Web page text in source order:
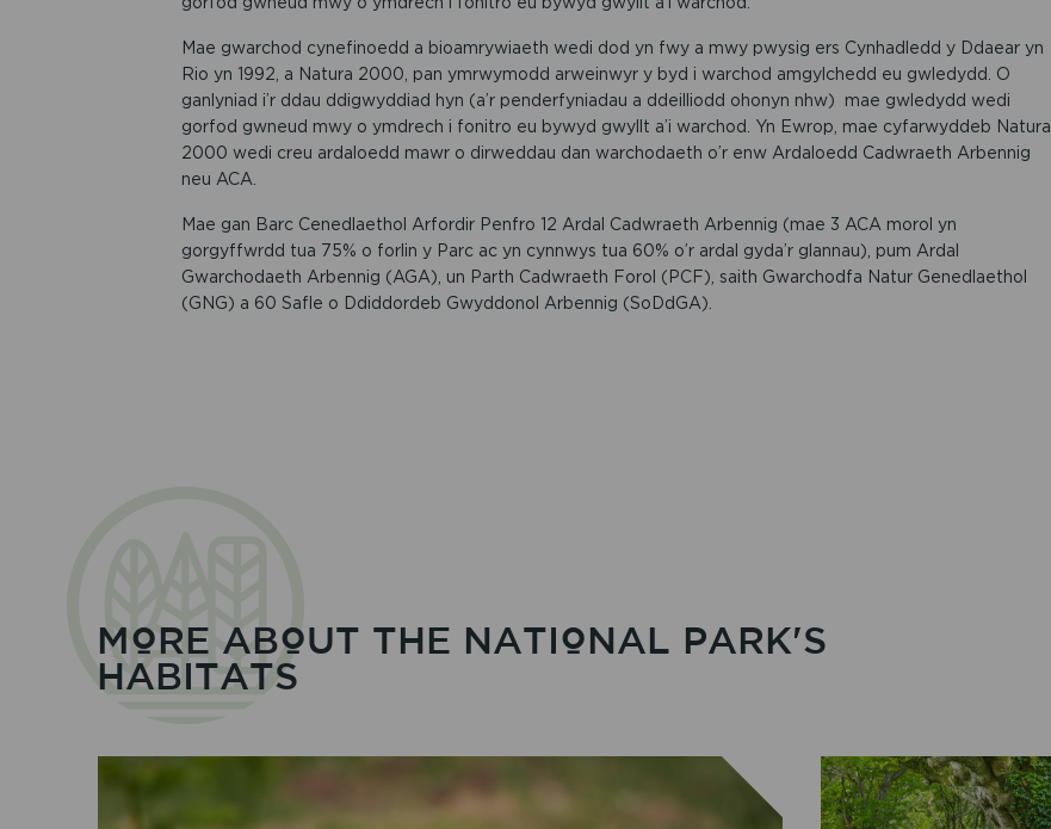
Mae gwarchod cynefinoedd a bioamrywiaeth wedi dod yn fwy a mwy pwysig ers Cynhadledd y Ddaear yn
Rio yn 1992, a Natura 2000, pan ymrwymodd arweinwyr y byd i warchod amgylchedd eu gwledydd. O
ganlyniad i’r ddau ddigwyddiad hyn (a’r penderfyniadau a ddeilliodd ohonyn nhw) mae gwledydd wedi
gorfod gwneud mwy o ymdrech i fonitro eu bywyd gwyllt a’i warchod. Yn Ewrop, mae cyfarwyddeb Natura
2000 wedi creu ardaloedd mawr o dirweddau dan warchodaeth o’r enw Ardaloedd Cadwraeth Arbennig
neu ACA.
Mae gan Barc Cenedlaethol Arfordir Penfro 12 Ardal Cadwraeth Arbennig (mae 3 ACA morol yn
gorgyffwrdd tua 75% o forlin y Parc ac yn cynnwys tua 60% o’r ardal gyda’r glannau), pum Ardal
Gwarchodaeth Arbennig (AGA), un Parth Cadwraeth Forol (PCF), saith Gwarchodfa Natur Genedlaethol
(GNG) a 60 Safle o Ddiddordeb Gwyddonol Arbennig (SoDdGA).
MORE ABOUT THE NATIONAL PARK'S
HABITATS